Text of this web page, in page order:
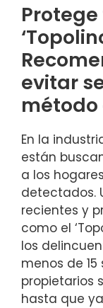
evitar
método⁤
En la
están
a los
detectados.
recientes y
como el⁤
los
menos de⁤
propietarios
hasta que